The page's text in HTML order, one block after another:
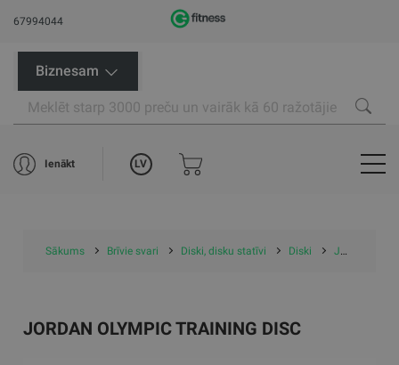
67994044
Biznesam
Ienākt LV
Sākums Brīvie svari Diski, disku statīvi Diski Jordan Olympic Training Disc
JORDAN OLYMPIC TRAINING DISC